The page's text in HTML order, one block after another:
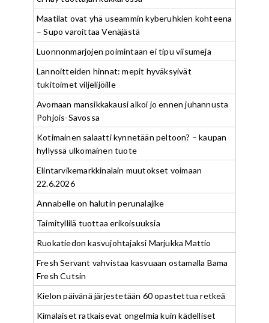
Maatilat ovat yhä useammin kyberuhkien kohteena
– Supo varoittaa Venäjästä
Luonnonmarjojen poimintaan ei tipu viisumeja
Lannoitteiden hinnat: mepit hyväksyivät
tukitoimet viljelijöille
Avomaan mansikkakausi alkoi jo ennen juhannusta
Pohjois-Savossa
Kotimainen salaatti kynnetään peltoon? – kaupan
hyllyssä ulkomainen tuote
Elintarvikemarkkinalain muutokset voimaan
22.6.2026
Annabelle on halutin perunalajike
Taimityllilä tuottaa erikoisuuksia
Ruokatiedon kasvujohtajaksi Marjukka Mattio
Fresh Servant vahvistaa kasvuaan ostamalla Bama
Fresh Cutsin
Kielon päivänä järjestetään 60 opastettua retkeä
Kimalaiset ratkaisevat ongelmia kuin kädelliset